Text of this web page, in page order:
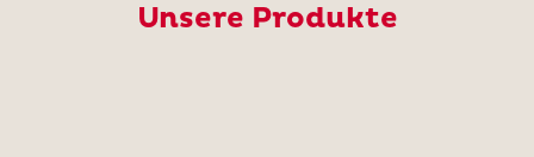
Unsere Produkte